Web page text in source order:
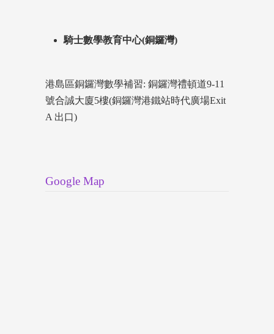
騎士數學教育中心(銅鑼灣)
港島區銅鑼灣數學補習: 銅鑼灣禮頓道9-11
號合誠大廈5樓(銅鑼灣港鐵站時代廣場Exit
A 出口)
Google Map